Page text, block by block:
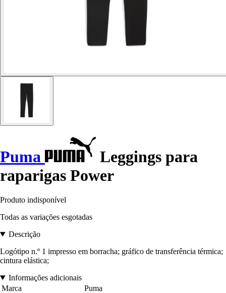
Puma
Leggings para
raparigas Power
Produto indisponível
Todas as variações esgotadas
Descrição
Logótipo n.º 1 impresso em borracha; gráfico de transferência térmica;
cintura elástica;
Informações adicionais
Marca
Puma